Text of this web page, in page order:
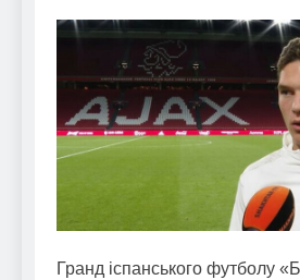
Гранд іспанського футболу